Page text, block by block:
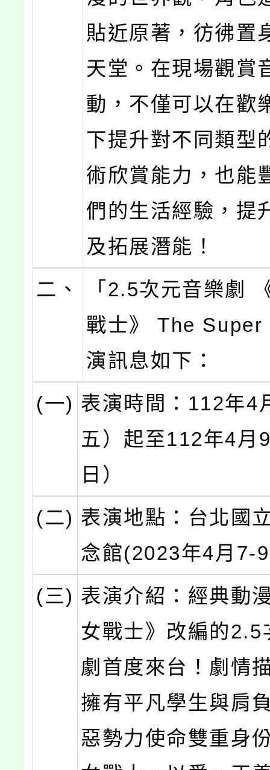
貼近原著，彷彿置
天堂。在現場觀賞
動，不僅可以在歡
下提升對不同類型
術欣賞能力，也能
們的生活經驗，提
及拓展潛能！
二、
「2.5次元音樂劇
戰士》 The Super
演訊息如下：
(一) 表演時間：112年4
五）起至112年4月
日）
(二) 表演地點：台北國
念館(2023年4月7-
(三) 表演介紹：經典動
女戰士》改編的2.5
劇首度來台！劇情
擁有平凡學生與肩
惡勢力使命雙重身